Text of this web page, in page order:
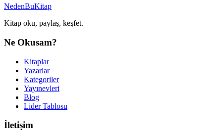
NedenBuKitap
Kitap oku, paylaş, keşfet.
Ne Okusam?
Kitaplar
Yazarlar
Kategoriler
Yayınevleri
Blog
Lider Tablosu
İletişim